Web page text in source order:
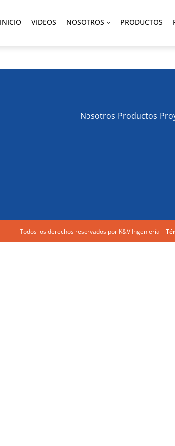
INICIO VIDEOS NOSOTROS PRODUCTOS
Nosotros Productos
Todos los derechos reservados por K&V Ingeniería –